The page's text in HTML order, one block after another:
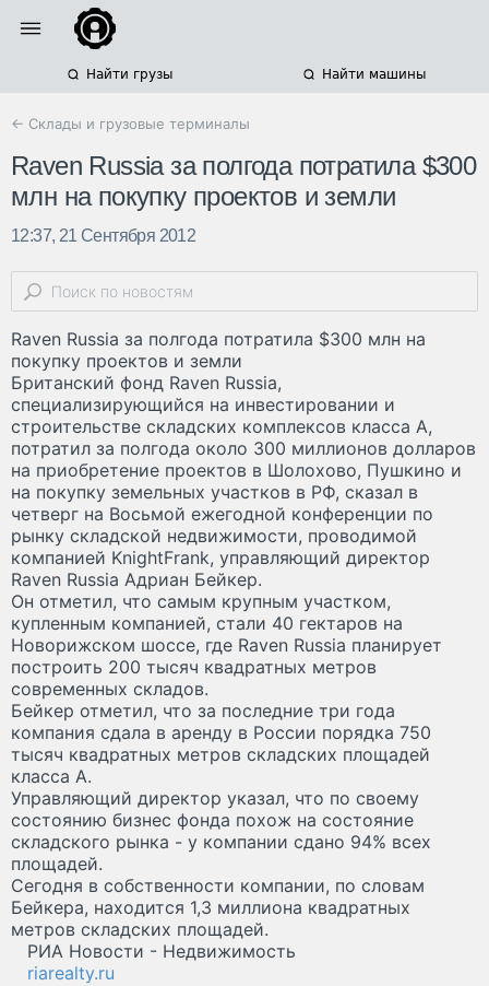
Найти грузы Найти машины
← Склады и грузовые терминалы
Raven Russia за полгода потратила $300
млн на покупку проектов и земли
12:37, 21 Сентября 2012
Raven Russia за полгода потратила $300 млн на
покупку проектов и земли
Британский фонд Raven Russia,
специализирующийся на инвестировании и
строительстве складских комплексов класса А,
потратил за полгода около 300 миллионов долларов
на приобретение проектов в Шолохово, Пушкино и
на покупку земельных участков в РФ, сказал в
четверг на Восьмой ежегодной конференции по
рынку складской недвижимости, проводимой
компанией KnightFrank, управляющий директор
Raven Russia Адриан Бейкер.
Он отметил, что самым крупным участком,
купленным компанией, стали 40 гектаров на
Новорижском шоссе, где Raven Russia планирует
построить 200 тысяч квадратных метров
современных складов.
Бейкер отметил, что за последние три года
компания сдала в аренду в России порядка 750
тысяч квадратных метров складских площадей
класса А.
Управляющий директор указал, что по своему
состоянию бизнес фонда похож на состояние
складского рынка - у компании сдано 94% всех
площадей.
Сегодня в собственности компании, по словам
Бейкера, находится 1,3 миллиона квадратных
метров складских площадей.
РИА Новости - Недвижимость
riarealty.ru